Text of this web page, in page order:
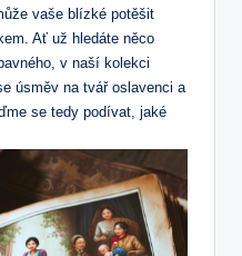
vaše blízké potěšit
Ať už hledáte něco
v naší kolekci
úsměv na tvář oslavenci a
se tedy podívat, jaké